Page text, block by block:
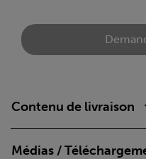
Contenu de livraison
Médias /